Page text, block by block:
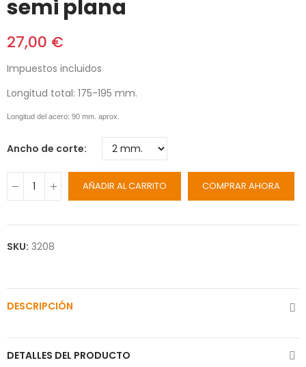
semi plana
27,00 €
Impuestos incluidos
Longitud total: 175-195 mm.
Longitud del acero: 90 mm. aprox.
Ancho de corte
AÑADIR AL CARRITO COMPRAR AHORA
SKU: 3208
DESCRIPCIÓN
DETALLES DEL PRODUCTO